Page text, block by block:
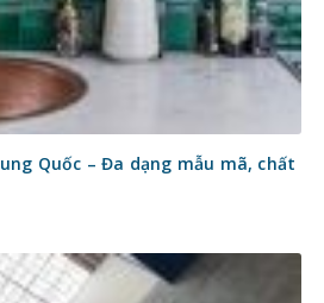
Quốc – Đa dạng mẫu mã, chất